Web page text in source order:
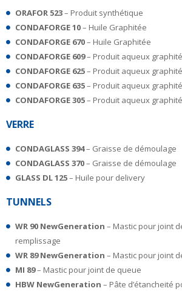
ORAFOR 523– Produit synthétique
CONDAFORGE 10– Huile Graphitée
CONDAFORGE 670– Huile Graphitée
CONDAFORGE 609– Produit aqueux graphité
CONDAFORGE 625– Produit aqueux graphité
CONDAFORGE 635– Produit aqueux graphité
CONDAFORGE 305– Produit aqueux graphité
VERRE
CONDAGLASS 394– Graisse de démoulage
CONDAGLASS 370– Graisse de démoulage
GLASS DL 125– Huile pour delivery
TUNNELS
WR 90 NewGeneration – Mastic pour joint
remplissage
WR 89 NewGeneration – Mastic pour joint
MI 89– Mastic pour joint de queue
HBW NewGeneration – Pâte d’étancheité